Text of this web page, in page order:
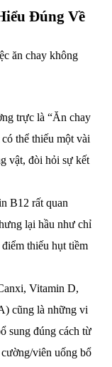
Đúng Về
ăn chay không
trực là “Ăn chay
thể thiếu một vài
vật, đòi hỏi sự kết
B12 rất quan
lại hầu như chỉ
thiếu hụt tiềm
Vitamin D,
cũng là những vi
sung đúng cách từ
viên uống bổ